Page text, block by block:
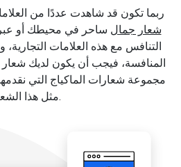
ربما تكون قد شاهدت عددًا من
شعار جمال ساحر في محيطك أو عبر
التنافس مع هذه العلامات التجارية،
المنافسة، فيجب أن يكون لديك
مجموعة شعارات الماكياج التي
مثل هذا الشعار.